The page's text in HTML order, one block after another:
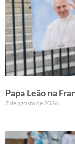
Papa Leão na
7 de agosto de 2026